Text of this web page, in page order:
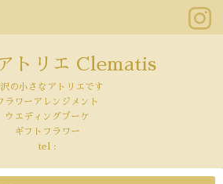
トリエ Clematis
の小さなアトリエです
ラワーアレンジメント
ウエディングブーケ
ギフトフラワー
tel :